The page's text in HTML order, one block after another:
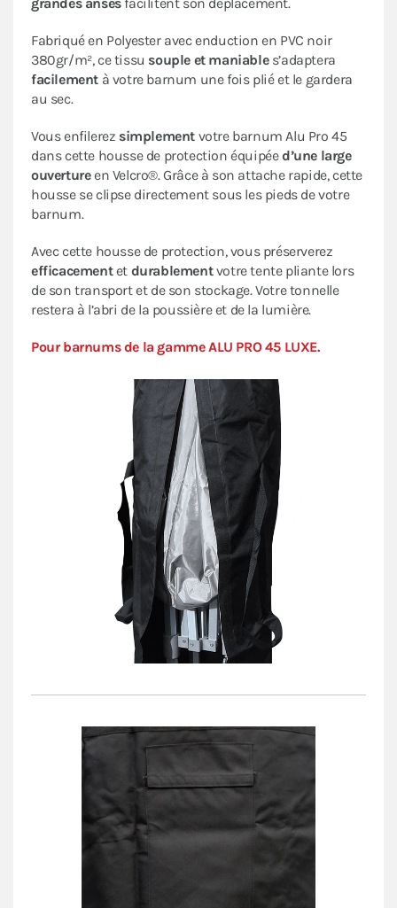
Fabriqué en Polyester avec enduction en PVC noir
380gr/m², ce tissu souple et maniables’adaptera
facilement à votre barnum une fois plié et le gardera
au sec.
Vous enfilerez simplement votre barnum Alu Pro 45
dans cette housse de protection équipéed’une large
ouvertureen Velcro®. Grâce à son attache rapide, cette
housse se clipse directement sous les pieds de votre
barnum.
Avec cette housse de protection, vous préserverez
efficacementet durablementvotre tente pliante lors
de son transport et de son stockage. Votre tonnelle
restera à l’abri de la poussière et de la lumière.
Pour barnums de la gamme ALU PRO 45 LUXE.